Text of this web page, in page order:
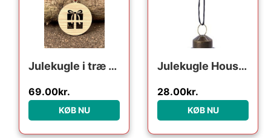
Julekugle i træ – Julegave
69.00kr.
KØB NU
Julekugle House Doctor Ornament Velour grøn Ø5,5 cm
28.00kr.
KØB NU